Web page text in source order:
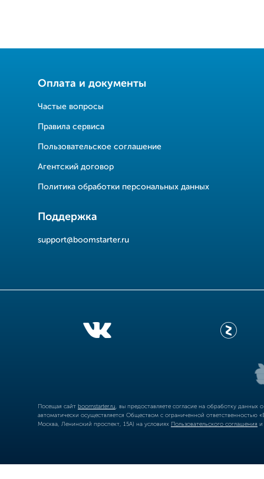
Оплата и документы
Частые вопросы
Правила сервиса
Пользовательское соглашение
Агентский договор
Политика обработки персональных данных
Поддержка
support@boomstarter.ru
Посещая сайт boomstarter.ru , вы предоставляете согласие на обработку
автоматически осуществляется Обществом с ограниченной
Москва, Ленинский проспект, 15А) на условиях Пользовательского соглашения и